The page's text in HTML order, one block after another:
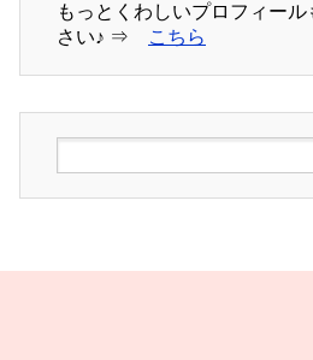
もっとくわしいプロフィー
さい♪ ⇒
こちら